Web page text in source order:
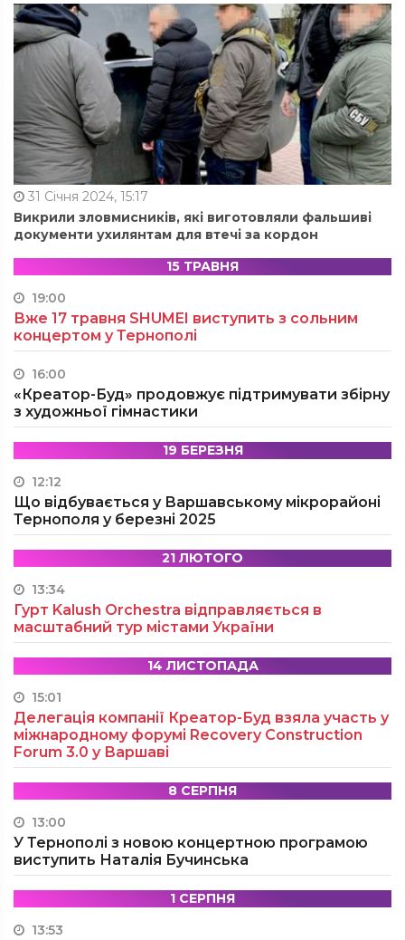
31 Січня 2024, 15:17
Викрили зловмисників, які виготовляли фальшиві
документи ухилянтам для втечі за кордон
15 ТРАВНЯ
19:00
Вже 17 травня SHUMEI виступить з сольним
концертом у Тернополі
16:00
«Креатор-Буд» продовжує підтримувати збірну
з художньої гімнастики
19 БЕРЕЗНЯ
12:12
Що відбувається у Варшавському мікрорайоні
Тернополя у березні 2025
21 ЛЮТОГО
13:34
Гурт Kalush Orchestra відправляється в
масштабний тур містами України
14 ЛИСТОПАДА
15:01
Делегація компанії Креатор-Буд взяла участь у
міжнародному форумі Recovery Construction
Forum 3.0 у Варшаві
8 СЕРПНЯ
13:00
У Тернополі з новою концертною програмою
виступить Наталія Бучинська
1 СЕРПНЯ
13:53